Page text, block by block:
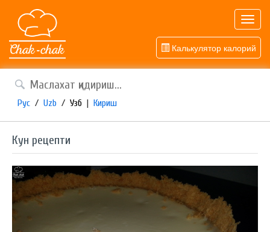
Калькулятор калорий
Рус / Uzb / Узб | Кириш
Кун рецепти